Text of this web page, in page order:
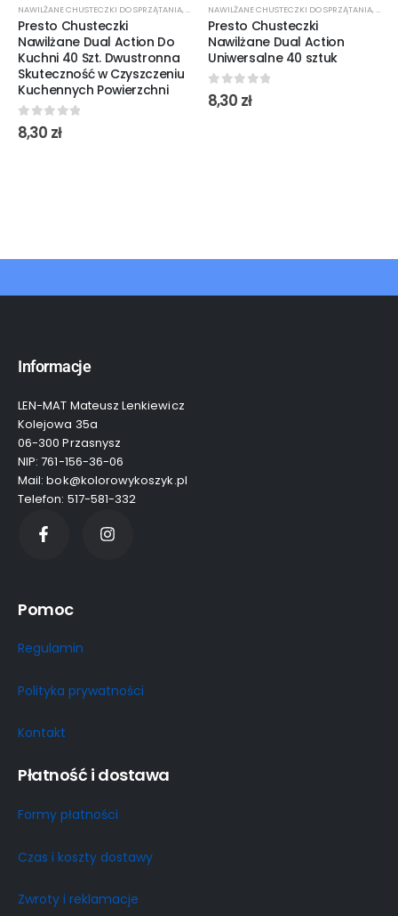
NAWILŻANE CHUSTECZKI DO SPRZĄTANIA,ŚRODKI CZYSTOŚCI
Presto Chusteczki
Nawilżane Dual Action Do
Kuchni 40 Szt. Dwustronna
Skuteczność w Czyszczeniu
Kuchennych Powierzchni
0out of 5
8,30 zł
NAWILŻANE CHUSTECZKI DO SPRZĄTANIA,
Presto Chusteczki
Nawilżane Dual Action
Uniwersalne 40 sztuk
0out of 5
8,30 zł
Informacje
LEN-MAT Mateusz Lenkiewicz
Kolejowa 35a
06-300 Przasnysz
NIP: 761-156-36-06
Mail: bok@kolorowykoszyk.pl
Telefon: 517-581-332
Pomoc
Regulamin
Polityka prywatności
Kontakt
Płatność i dostawa
Formy płatności
Czas i koszty dostawy
Zwroty i reklamacje